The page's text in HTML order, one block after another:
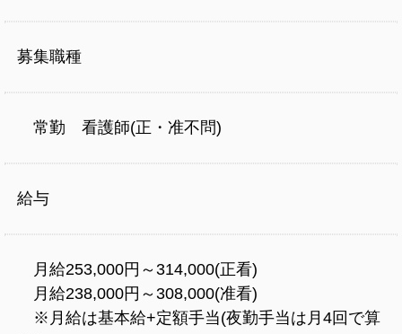
募集職種
常勤 看護師(正・准不問)
給与
月給253,000円～314,000(正看)
月給238,000円～308,000(准看)
※月給は基本給+定額手当(夜勤手当は月4回で算